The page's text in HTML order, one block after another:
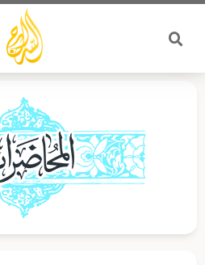
تخطي
المحتوى